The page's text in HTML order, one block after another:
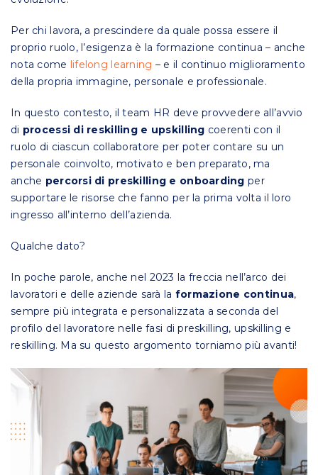
Per chi lavora, a prescindere da quale possa essere il
proprio ruolo, l’esigenza è la formazione continua – anche
nota come lifelong learning – e il continuo miglioramento
della propria immagine, personale e professionale.
In questo contesto, il team HR deve provvedere all’avvio
di processi di reskilling e upskilling coerenti con il
ruolo di ciascun collaboratore per poter contare su un
personale coinvolto, motivato e ben preparato, ma
anche percorsi di preskilling e onboarding per
supportare le risorse che fanno per la prima volta il loro
ingresso all’interno dell’azienda.
Qualche dato?
In poche parole, anche nel 2023 la freccia nell’arco dei
lavoratori e delle aziende sarà la formazione continua,
sempre più integrata e personalizzata a seconda del
profilo del lavoratore nelle fasi di preskilling, upskilling e
reskilling. Ma su questo argomento torniamo più avanti!